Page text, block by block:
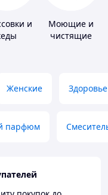
и
Моющие и
чистящие
Женские Здоровье
парфюм